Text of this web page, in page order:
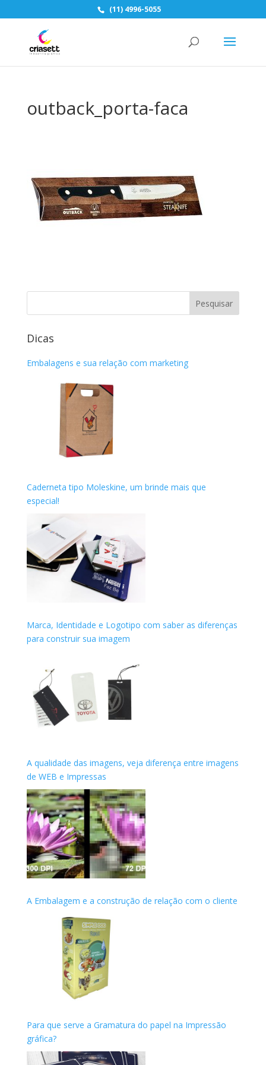
(11) 4996-5055
outback_porta-faca
Dicas
Embalagens e sua relação com marketing
Caderneta tipo Moleskine, um brinde mais que
especial!
Marca, Identidade e Logotipo com saber as diferenças
para construir sua imagem
A qualidade das imagens, veja diferença entre imagens
de WEB e Impressas
A Embalagem e a construção de relação com o cliente
Para que serve a Gramatura do papel na Impressão
gráfica?